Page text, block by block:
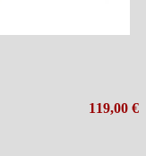
119,00 €